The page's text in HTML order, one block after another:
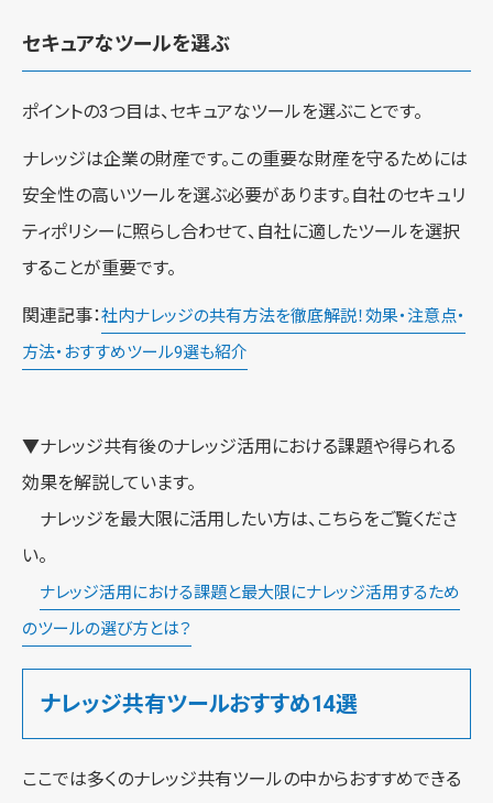
セキュアなツールを選ぶ
ポイントの3つ目は、セキュアなツールを選ぶことです。
ナレッジは企業の財産です。この重要な財産を守るためには
安全性の高いツールを選ぶ必要があります。自社のセキュリ
ティポリシーに照らし合わせて、自社に適したツールを選択
することが重要です。
関連記事：社内ナレッジの共有方法を徹底解説！効果・注意点・
方法・おすすめツール9選も紹介
▼ナレッジ共有後のナレッジ活用における課題や得られる
効果を解説しています。
ナレッジを最大限に活用したい方は、こちらをご覧くださ
い。
ナレッジ活用における課題と最大限にナレッジ活用するため
のツールの選び方とは？
ナレッジ共有ツールおすすめ14選
ここでは多くのナレッジ共有ツールの中からおすすめできる